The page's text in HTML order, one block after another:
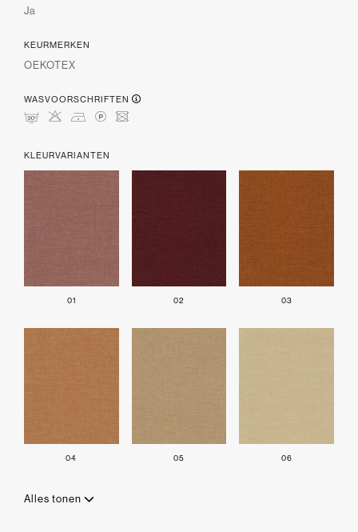
Ja
KEURMERKEN
OEKOTEX
WASVOORSCHRIFTEN
mHDLU
KLEURVARIANTEN
01 02 03
04 05 06
Alles tonen